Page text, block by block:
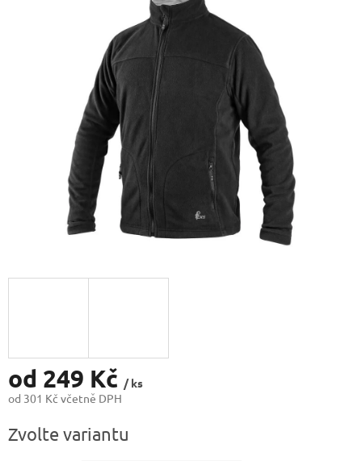
hvězdiček.
od 249 Kč / ks
od 301 Kč včetně DPH
cena:
Zvolte variantu